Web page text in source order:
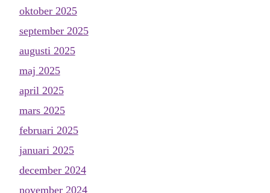
oktober 2025
september 2025
augusti 2025
maj 2025
april 2025
mars 2025
februari 2025
januari 2025
december 2024
november 2024